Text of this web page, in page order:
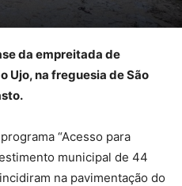
da empreitada de
Ujo, na freguesia de São
“Acesso para
municipal de 44
na pavimentação do